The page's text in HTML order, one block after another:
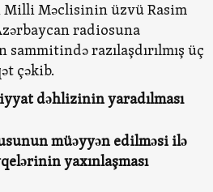
Milli Məclisinin üzvü Rasim
radiosuna
razılaşdırılmış üç
çəkib.
dəhlizinin yaradılması
müəyyən edilməsi ilə
yaxınlaşması